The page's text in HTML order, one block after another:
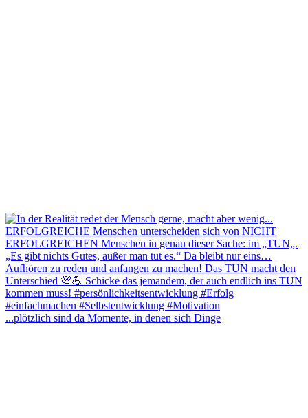
...plötzlich sind da Momente, in denen sich Dinge